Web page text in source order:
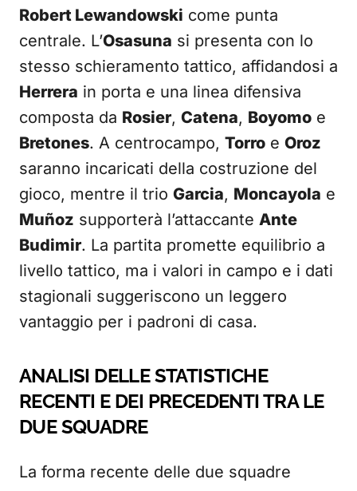
Robert Lewandowski come punta
centrale. L’Osasuna si presenta con lo
stesso schieramento tattico, affidandosi a
Herrera in porta e una linea difensiva
composta da Rosier, Catena, Boyomo e
Bretones. A centrocampo, Torro e Oroz
saranno incaricati della costruzione del
gioco, mentre il trio Garcia, Moncayola e
Muñoz supporterà l’attaccante Ante
Budimir. La partita promette equilibrio a
livello tattico, ma i valori in campo e i dati
stagionali suggeriscono un leggero
vantaggio per i padroni di casa.
ANALISI DELLE STATISTICHE
RECENTI E DEI PRECEDENTI TRA LE
DUE SQUADRE
La forma recente delle due squadre